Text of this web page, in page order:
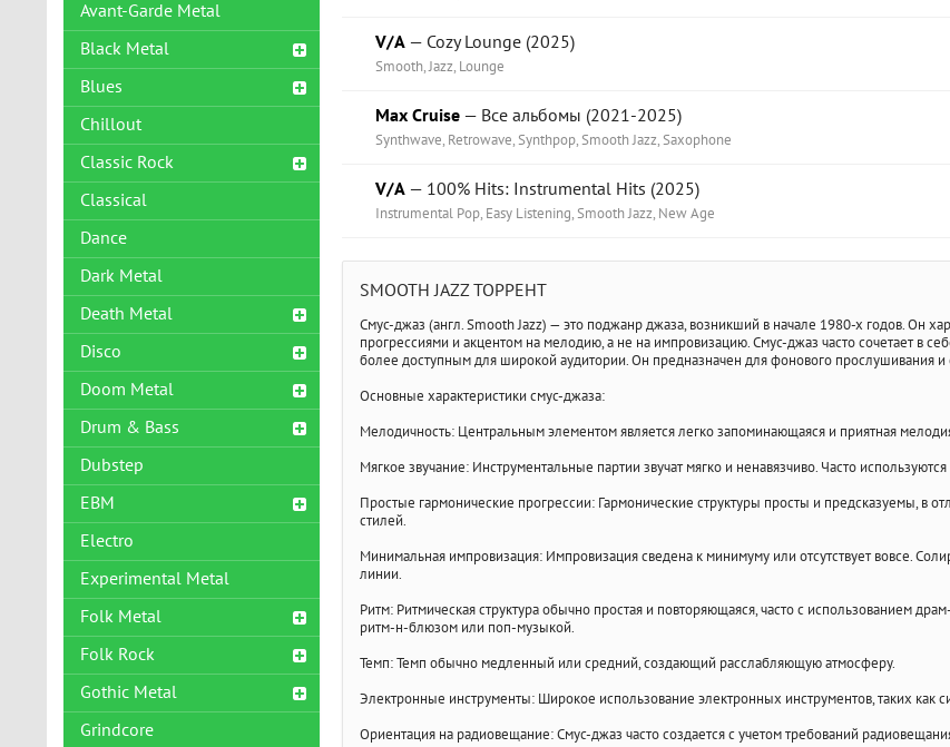
V/A— Cozy Lounge (2025)
Smooth, Jazz, Lounge
Max Cruise— Все альбомы (2021-2025)
Synthwave, Retrowave, Synthpop, Smooth Jazz, Saxophone
V/A— 100% Hits: Instrumental Hits (2025)
Instrumental Pop, Easy Listening, Smooth Jazz, New Age
SMOOTH JAZZ ТОРРЕНТ
Смус-джаз (англ. Smooth Jazz) — это поджанр джаза, возникший в начале 1980-х годов. Он
прогрессиями и акцентом на мелодию, а не на импровизацию. Смус-джаз часто сочетает в
более доступным для широкой аудитории. Он предназначен для фонового прослушивания
Основные характеристики смус-джаза:
Мелодичность: Центральным элементом является легко запоминающаяся и приятная
Мягкое звучание: Инструментальные партии звучат мягко и ненавязчиво. Часто
Простые гармонические прогрессии: Гармонические структуры просты и предсказуемы, в
стилей.
Минимальная импровизация: Импровизация сведена к минимуму или отсутствует вовсе.
линии.
Ритм: Ритмическая структура обычно простая и повторяющаяся, часто с использованием
ритм-н-блюзом или поп-музыкой.
Темп: Темп обычно медленный или средний, создающий расслабляющую атмосферу.
Электронные инструменты: Широкое использование электронных инструментов, таких
Ориентация на радиовещание: Смус-джаз часто создается с учетом требований
Avant-Garde Metal
Black Metal
Blues
Chillout
Classic Rock
Classical
Dance
Dark Metal
Death Metal
Disco
Doom Metal
Drum & Bass
Dubstep
EBM
Electro
Experimental Metal
Folk Metal
Folk Rock
Gothic Metal
Grindcore